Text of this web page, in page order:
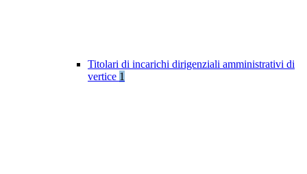
Titolari di incarichi dirigenziali amministrativi di
vertice 1